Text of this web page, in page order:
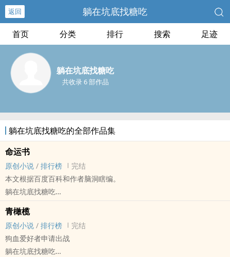
返回 躺在坑底找糖吃
首页 分类 排行 搜索 足迹
躺在坑底找糖吃
共收录 6 部作品
躺在坑底找糖吃的全部作品集
命运书
原创小说 / 排行榜
完结
本文根据百度百科和作者脑洞瞎编。
躺在坑底找糖吃
BE - 西方 - 日常 - 互攻
炽天使们（主要是我一直想磕的路西法和米迦勒）的爱恨情仇。
因为某常见原因（咕咕咕）所以出来的只有短篇了。
青橄榄
原创小说 / 排行榜
完结
狗血爱好者申请出战
躺在坑底找糖吃